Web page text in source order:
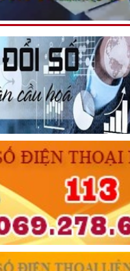
KIỆM, LIÊM, CHÍNH
phải
THÂN ÁI GIÚP ĐỠ
phải
ĐỐI TRUNG THÀNH
phải
TRỌNG LỄ PHÉP
phải
TẬN TỤY
QUYẾT, KHÔN KHÉO
thư Chủ tịch Hồ Chí Minh
gửi Công an Khu XII,
11 tháng 3 năm 1948.